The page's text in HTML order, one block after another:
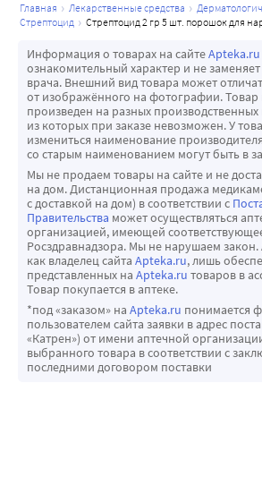
главная лекарственные средства
стрептоцид
стрептоцид 2 гр 5 шт. порошок для
Информация о товарах на сайтеApteka.ru
ознакомительный характер и не
врача. Внешний вид товара может
от изображённого на фотографии.
произведен на разных
из которых при заказе невозможен. У
измениться наименование
со старым наименованием могут быть в
Мы не продаем товары на сайте и не
на дом. Дистанционная продажа
с доставкой на дом) в соответствии с
Правительства может осуществляться
организацией, имеющей
Росздравнадзора. Мы не нарушаем
как владелец сайта Apteka.ru, лишь
представленных на Apteka.ru товаров в
Товар покупается в аптеке.
*под «заказом» на Apteka.ru понимается
пользователем сайта заявки в адрес
«Катрен») от имени аптечной
выбранного товара в соответствии с
последними договором поставки